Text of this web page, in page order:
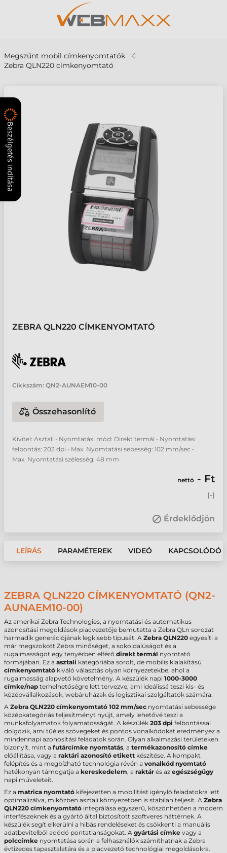
Megszűnt mobil címkenyomtatók
Zebra QLN220 címkenyomtató
ZEBRA QLN220 CÍMKENYOMTATÓ
Cikkszám: QN2-AUNAEM10-00
Összehasonlító
Kivitel: Asztali • Nyomtatási mód: Direkt termál • Nyomtatási
felbontás: 203 dpi • Max. Nyomtatási sebesség: 102 mm/sec •
Max. Nyomtatási szélesség: 48 mm
nettó - Ft
(-)
Érdeklődjön
LEÍRÁS PARAMÉTEREK VIDEÓ KAPCSOLÓDÓ
ZEBRA QLN220 CÍMKENYOMTATÓ (QN2-
AUNAEM10-00)
Az amerikai Zebra Technologies, a nyomtatási és automatikus
azonosítási megoldások piacvezetője bemutatta a Zebra QLn sorozat
harmadik generációjának legkisebb típusát. A Zebra QLN220 egyesíti a
már megszokott Zebra minőséget, a sokoldalúságot és a
rugalmasságot egy tenyérben elférő direkt termál nyomtató
formájában. Ez a asztali kategóriába sorolt, de mobilis kialakítású
címkenyomtató kiváló választás olyan környezetekbe, ahol a
rugalmasság alapvető követelmény. A készülék napi 1000-3000
címke/nap terhelhetőségre lett tervezve, ami ideálissá teszi kis- és
középvállalkozások, webáruházak és logisztikai szolgáltatók számára.
A Zebra QLN220 címkenyomtató 102 mm/sec nyomtatási sebessége
középkategóriás teljesítményt nyújt, amely lehetővé teszi a
munkafolyamatok folyamatosságát. A készülék 203 dpi felbontással
dolgozik, ami tűéles szövegeket és pontos vonalkódokat eredményez a
mindennapi azonosítási feladatok során. Olyan alkalmazási területeken
bizonyít, mint a futárcímke nyomtatás, a termékazonosító címke
előállítása, vagy a raktári azonosító etikett készítése. A kompakt
felépítés és a megbízható technológia révén a vonalkód nyomtató
hatékonyan támogatja a kereskedelem, a raktár és az egészségügy
napi műveleteit.
Ez a matrica nyomtató kifejezetten a mobilitást igénylő feladatokra lett
optimalizálva, miközben asztali környezetben is stabilan teljesít. A Zebra
QLN220 címkenyomtató integrálása egyszerű, köszönhetően a modern
interfészeknek és a gyártó által biztosított szoftveres háttérnek. A
készülék segít elkerülni a hibás rendeléseket és csökkenti a manuális
adatbevitelből adódó pontatlanságokat. A gyártási címke vagy a
polccímke nyomtatása során a felhasználók számíthatnak a Zebra
évtizedes tapasztalatára és a piacvezető technológiai megoldásokra.
Beszélgetés indítása